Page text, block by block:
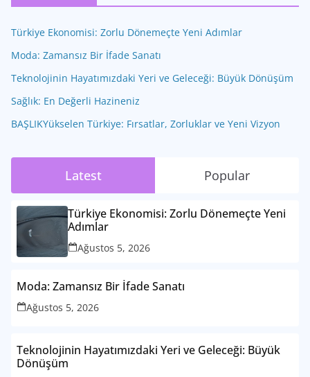
Türkiye Ekonomisi: Zorlu Dönemeçte Yeni Adımlar
Moda: Zamansız Bir İfade Sanatı
Teknolojinin Hayatımızdaki Yeri ve Geleceği: Büyük Dönüşüm
Sağlık: En Değerli Hazineniz
BAŞLIKYükselen Türkiye: Fırsatlar, Zorluklar ve Yeni Vizyon
Latest Popular
Türkiye Ekonomisi: Zorlu Dönemeçte Yeni
Adımlar
Ağustos 5, 2026
Moda: Zamansız Bir İfade Sanatı
Ağustos 5, 2026
Teknolojinin Hayatımızdaki Yeri ve Geleceği: Büyük
Dönüşüm